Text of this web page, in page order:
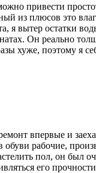
привести
из плюсов это
я вытер остатки
Он реально
хуже, поэтому я
впервые и
рабочие,
пол, он был
его